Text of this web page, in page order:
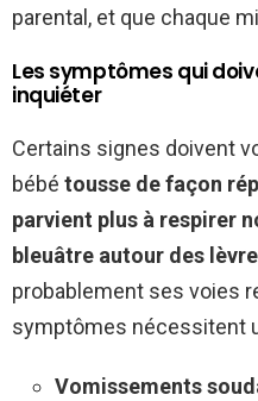
parental, et que chaque
Les symptômes qui
inquiéter
Certains signes doivent
bébé tousse de façon
parvient plus à respirer
bleuâtre autour des
probablement ses voies
symptômes nécessitent
Vomissements